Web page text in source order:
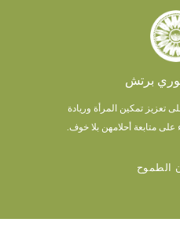
برتش
تمكين المرأة وريادة
متابعة أحلامهن بلا خوف.
الطموح